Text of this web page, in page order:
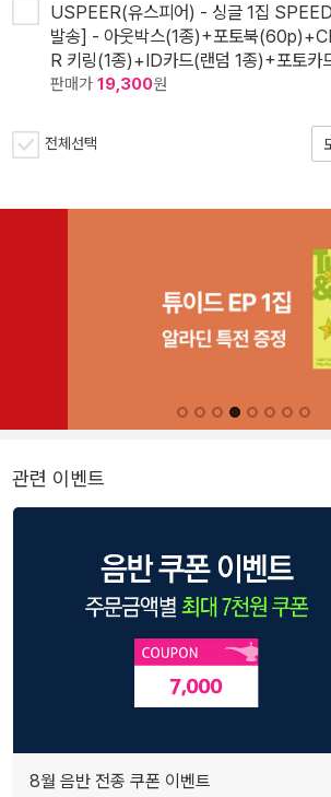
USPEER(유스피어) - 싱글 1집
발송] - 아웃박스(1종)+포토북
R 키링(1종)+ID카드(랜덤 1종)+포토카
판매가 19,300원
전체선택
관련 이벤트
8월 음반 전종 쿠폰 이벤트